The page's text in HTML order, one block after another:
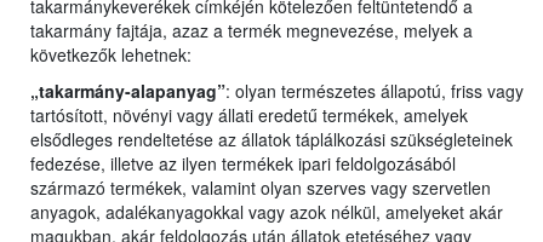
takarmánykeverékek címkéjén kötelezően feltüntetendő a
takarmány fajtája, azaz a termék megnevezése, melyek a
következők lehetnek:
„takarmány-alapanyag”: olyan természetes állapotú, friss vagy
tartósított, növényi vagy állati eredetű termékek, amelyek
elsődleges rendeltetése az állatok táplálkozási szükségleteinek
fedezése, illetve az ilyen termékek ipari feldolgozásából
származó termékek, valamint olyan szerves vagy szervetlen
anyagok, adalékanyagokkal vagy azok nélkül, amelyeket akár
magukban, akár feldolgozás után állatok etetéséhez vagy